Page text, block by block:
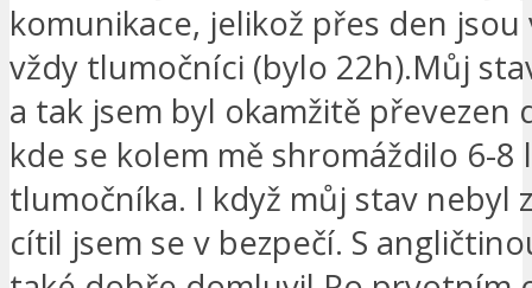
komunikace, jelikož přes den
vždy tlumočníci (bylo 22h).Můj
a tak jsem byl okamžitě převezen
kde se kolem mě shromáždilo 6-8
tlumočníka. I když můj stav nebyl
cítil jsem se v bezpečí. S